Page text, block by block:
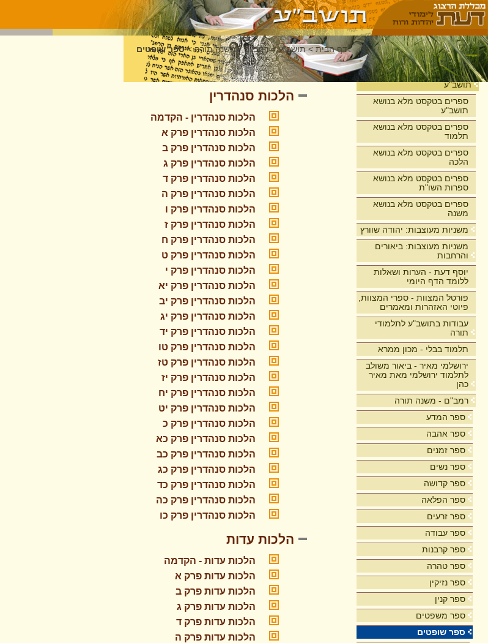
בית
תושב"ע
ספרים בטקסט מלא בנושא
תושב"ע
ספרים בטקסט מלא בנושא
תלמוד
ספרים בטקסט מלא בנושא
הלכה
ספרים בטקסט מלא בנושא
ספרות השו"ת
ספרים בטקסט מלא בנושא
משנה
משניות מעוצבות: יהודה שוורץ
משניות מעוצבות: ביאורים
והרחבות
יוסף דעת - הערות ושאלות
ללומד הדף היומי
פורטל המצוות - ספרי המצוות,
פיוטי האזהרות ומאמרים
עבודות בתושב"ע לתלמודי
תורה
תלמוד בבלי - מכון ממרא
ירושלמי מאיר - ביאור משולב
לתלמוד ירושלמי מאת מאיר
כהן
רמב"ם - משנה תורה
ספר המדע
ספר אהבה
ספר זמנים
ספר נשים
ספר קדושה
ספר הפלאה
ספר זרעים
ספר עבודה
ספר קרבנות
ספר טהרה
ספר נזיקין
ספר קנין
ספר משפטים
ספר שופטים
דף הבית >תושב"ע >רמב"ם - משנה תורה>ספר שופטים
ספר שופטים
הלכות סנהדרין
הלכות סנהדרין - הקדמה
הלכות סנהדרין פרק א
הלכות סנהדרין פרק ב
הלכות סנהדרין פרק ג
הלכות סנהדרין פרק ד
הלכות סנהדרין פרק ה
הלכות סנהדרין פרק ו
הלכות סנהדרין פרק ז
הלכות סנהדרין פרק ח
הלכות סנהדרין פרק ט
הלכות סנהדרין פרק י
הלכות סנהדרין פרק יא
הלכות סנהדרין פרק יב
הלכות סנהדרין פרק יג
הלכות סנהדרין פרק יד
הלכות סנהדרין פרק טו
הלכות סנהדרין פרק טז
הלכות סנהדרין פרק יז
הלכות סנהדרין פרק יח
הלכות סנהדרין פרק יט
הלכות סנהדרין פרק כ
הלכות סנהדרין פרק כא
הלכות סנהדרין פרק כב
הלכות סנהדרין פרק כג
הלכות סנהדרין פרק כד
הלכות סנהדרין פרק כה
הלכות סנהדרין פרק כו
הלכות עדות
הלכות עדות - הקדמה
הלכות עדות פרק א
הלכות עדות פרק ב
הלכות עדות פרק ג
הלכות עדות פרק ד
הלכות עדות פרק ה